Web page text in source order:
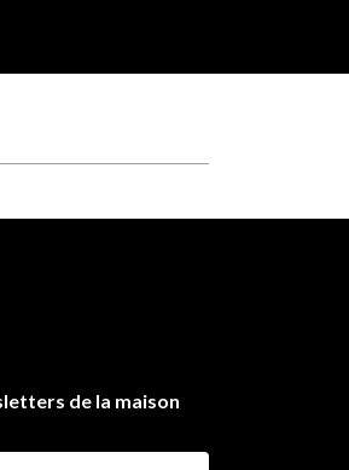
de la maison